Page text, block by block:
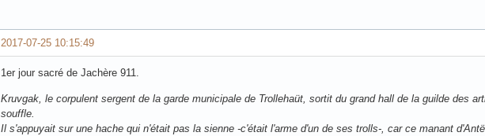
2017-07-25 10:15:49
1er jour sacré de Jachère 911.
Kruvgak, le corpulent sergent de la garde municipale de Trollehaüt, sortit du grand hall de la guilde des
souffle.
Il s'appuyait sur une hache qui n'était pas la sienne -c'était l'arme d'un de ses trolls-, car ce manant